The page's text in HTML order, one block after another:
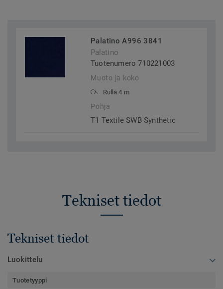
Palatino A996 3841
Palatino
Tuotenumero 710221003
Muoto ja koko
Rulla 4 m
Pohja
T1 Textile SWB Synthetic
Tekniset tiedot
Tekniset tiedot
Luokittelu
Tuotetyyppi